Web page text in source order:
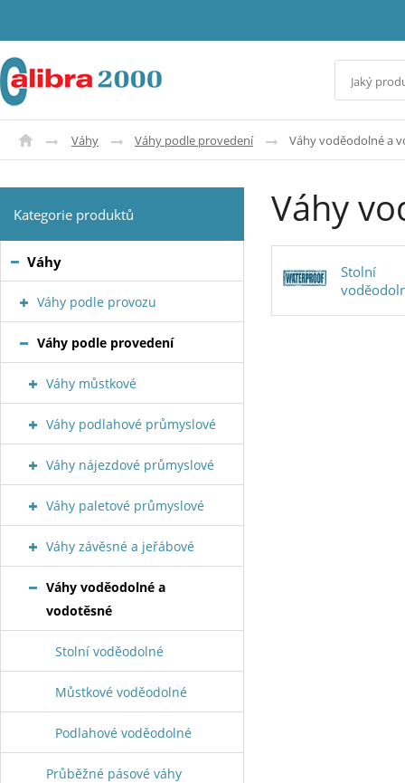
Váhy Váhy podle provedení Váhy voděodolné a
Váhy
Stolní
Kategorie produktů
Váhy
Váhy podle provozu
Váhy podle provedení
Váhy můstkové
Váhy podlahové průmyslové
Váhy nájezdové průmyslové
Váhy paletové průmyslové
Váhy závěsné a jeřábové
Váhy voděodolné a
vodotěsné
Stolní voděodolné
Můstkové voděodolné
Podlahové voděodolné
Průběžné pásové váhy